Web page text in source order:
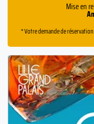
Mise en
* Votre demande de